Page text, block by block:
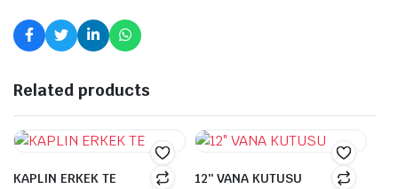
Related products
KAPLIN ERKEK TE 12″ VANA KUTUSU